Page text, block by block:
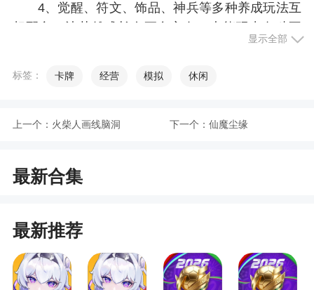
4、觉醒、符文、饰品、神兵等多种养成玩法互
5、多样的地牢挑战模式：具有各种游戏元素，
能属性，自由进行排兵布阵，搭配形象开启一场奇
幻的冒险之旅，更有丰富兑换码助力，多样强力阵
容适配不同场景，带来极具策略性的战斗体验
显示全部
标签： 卡牌 经营 模拟 休闲
上一个： 火柴人画线脑洞 下一个： 仙魔尘缘
最新合集
最新推荐